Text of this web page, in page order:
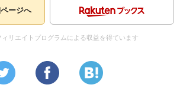
ージへ
リエイトプログラムによる収益を得ています